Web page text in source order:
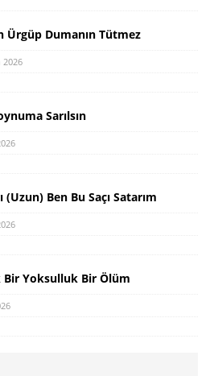
Ürgüp Dumanın Tütmez
2026
Sarılsın
(Uzun) Ben Bu Saçı Satarım
Bir Yoksulluk Bir Ölüm